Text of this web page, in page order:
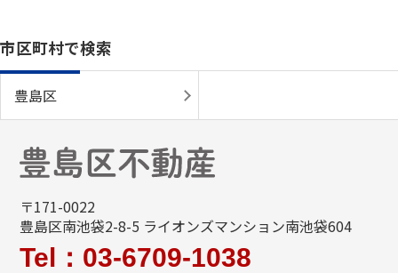
市区町村で検索
豊島区
〒171-0022
豊島区南池袋2-8-5 ライオンズマンション南池袋604
Tel：03-6709-1038